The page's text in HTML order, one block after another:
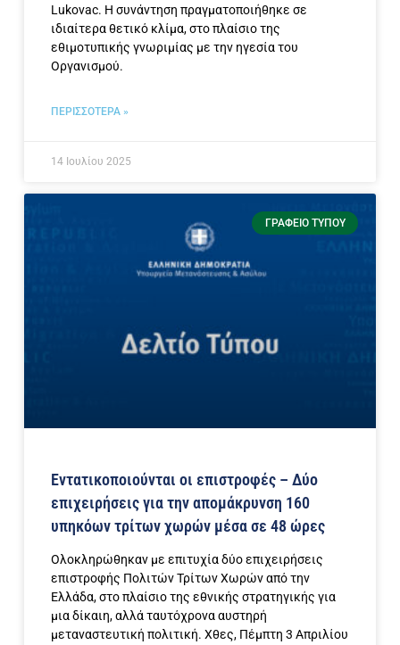
Lukovac. Η συνάντηση πραγματοποιήθηκε σε
ιδιαίτερα θετικό κλίμα, στο πλαίσιο της
εθιμοτυπικής γνωριμίας με την ηγεσία του
Οργανισμού.
ΠΕΡΙΣΣΟΤΕΡΑ »
14 Ιουλίου 2025
ΓΡΑΦΕΊΟ ΤΎΠΟΥ
Εντατικοποιούνται οι επιστροφές – Δύο
επιχειρήσεις για την απομάκρυνση 160
υπηκόων τρίτων χωρών μέσα σε 48 ώρες
Ολοκληρώθηκαν με επιτυχία δύο επιχειρήσεις
επιστροφής Πολιτών Τρίτων Χωρών από την
Ελλάδα, στο πλαίσιο της εθνικής στρατηγικής για
μια δίκαιη, αλλά ταυτόχρονα αυστηρή
μεταναστευτική πολιτική. Χθες, Πέμπτη 3 Απριλίου